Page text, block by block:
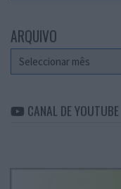
ARQUIVO
Arquivo
CANAL DE YOUTUBE